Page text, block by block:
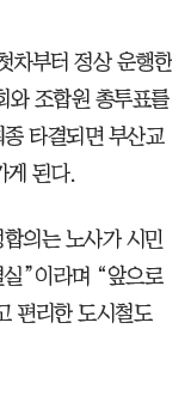
차부터 정상 운행한
와 조합원 총투표를
타결되면 부산교
게 된다.
의는 노사가 시민
”이라며 “앞으로
편리한 도시철도